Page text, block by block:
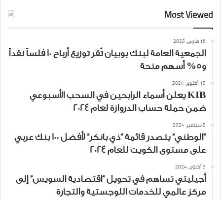
Most Viewed
16 مارس، 2025
الجمعية العامة لبنك بوبيان تُقر توزيع أرباح 10 فلساً نقداً
و5% أسهم منحة
15 أكتوبر، 2024
KIB يعلن أسماء الرابحين في السحب الأسبوعي
ضمن حملة حساب الدروازة لعام 2024
5 سبتمبر، 2024
“الوطني” يتصدر قائمة “ذي بانكر” لأفضل 100 بنك عربي
على مستوى الكويت للعام 2024
3 أكتوبر، 2024
أجيليتي تساهم في تحويل “اقتصادية السويس” إلى
مركز عالمي للخدمات اللوجستية والتجارة